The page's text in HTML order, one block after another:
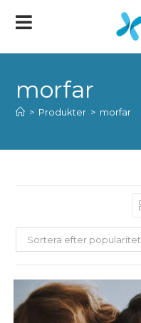
morfar
> Produkter > morfar
Sortera efter popularitet